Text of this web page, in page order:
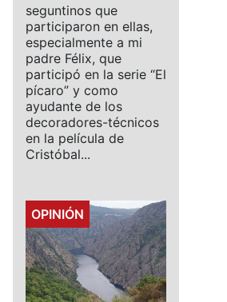
seguntinos que
participaron en ellas,
especialmente a mi
padre Félix, que
participó en la serie “El
pícaro” y como
ayudante de los
decoradores-técnicos
en la película de
Cristóbal...
Details
OPINIÓN